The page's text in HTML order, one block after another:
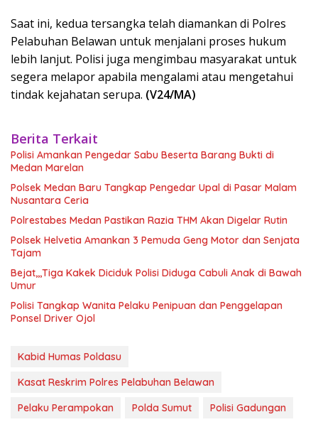
Saat ini, kedua tersangka telah diamankan di Polres
Pelabuhan Belawan untuk menjalani proses hukum
lebih lanjut. Polisi juga mengimbau masyarakat untuk
segera melapor apabila mengalami atau mengetahui
tindak kejahatan serupa. (V24/MA)
Berita Terkait
Polisi Amankan Pengedar Sabu Beserta Barang Bukti di
Medan Marelan
Polsek Medan Baru Tangkap Pengedar Upal di Pasar Malam
Nusantara Ceria
Polrestabes Medan Pastikan Razia THM Akan Digelar Rutin
Polsek Helvetia Amankan 3 Pemuda Geng Motor dan Senjata
Tajam
Bejat,,,Tiga Kakek Diciduk Polisi Diduga Cabuli Anak di Bawah
Umur
Polisi Tangkap Wanita Pelaku Penipuan dan Penggelapan
Ponsel Driver Ojol
Kabid Humas Poldasu
Kasat Reskrim Polres Pelabuhan Belawan
Pelaku Perampokan
Polda Sumut
Polisi Gadungan